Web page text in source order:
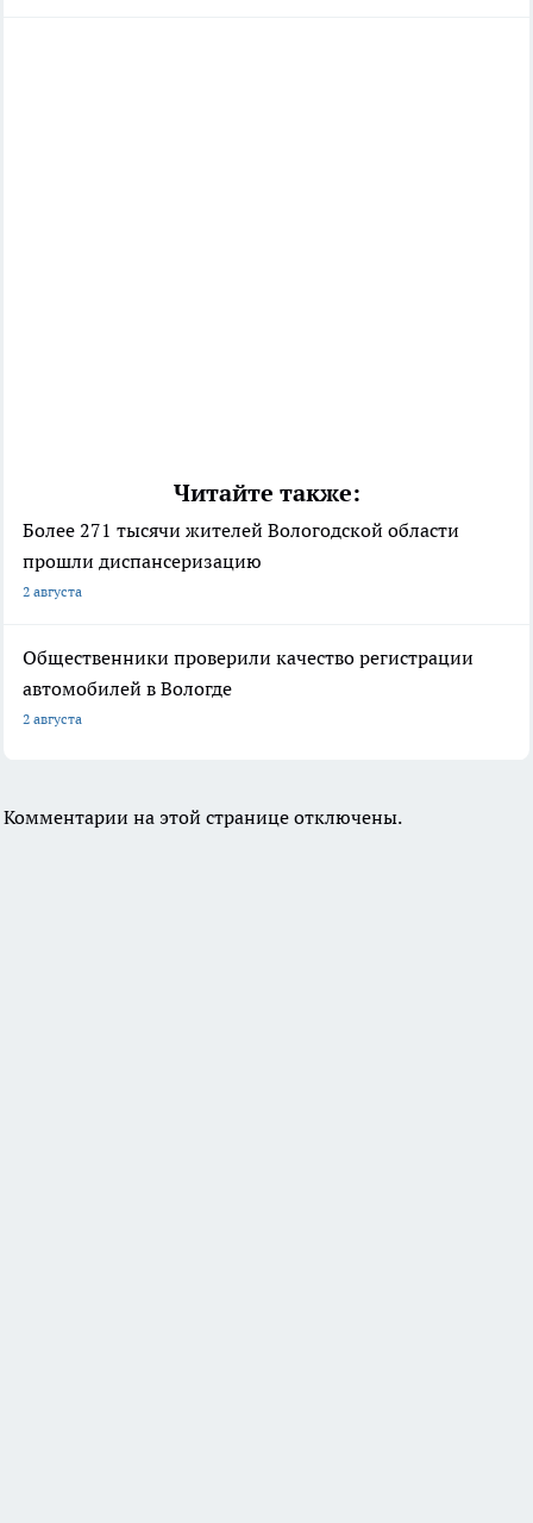
Читайте также:
Более 271 тысячи жителей Вологодской области
прошли диспансеризацию
2 августа
Общественники проверили качество регистрации
автомобилей в Вологде
2 августа
Комментарии на этой странице отключены.